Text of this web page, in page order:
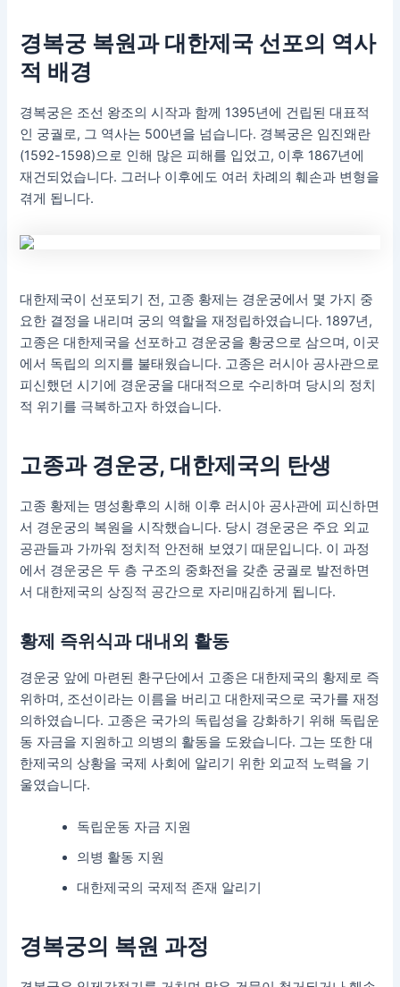
경복궁 복원과 대한제국 선포의 역사
적 배경
경복궁은 조선 왕조의 시작과 함께 1395년에 건립된 대표적
인 궁궐로, 그 역사는 500년을 넘습니다. 경복궁은 임진왜란
(1592-1598)으로 인해 많은 피해를 입었고, 이후 1867년에
재건되었습니다. 그러나 이후에도 여러 차례의 훼손과 변형을
겪게 됩니다.
대한제국이 선포되기 전, 고종 황제는 경운궁에서 몇 가지 중
요한 결정을 내리며 궁의 역할을 재정립하였습니다. 1897년,
고종은 대한제국을 선포하고 경운궁을 황궁으로 삼으며, 이곳
에서 독립의 의지를 불태웠습니다. 고종은 러시아 공사관으로
피신했던 시기에 경운궁을 대대적으로 수리하며 당시의 정치
적 위기를 극복하고자 하였습니다.
고종과 경운궁, 대한제국의 탄생
고종 황제는 명성황후의 시해 이후 러시아 공사관에 피신하면
서 경운궁의 복원을 시작했습니다. 당시 경운궁은 주요 외교
공관들과 가까워 정치적 안전해 보였기 때문입니다. 이 과정
에서 경운궁은 두 층 구조의 중화전을 갖춘 궁궐로 발전하면
서 대한제국의 상징적 공간으로 자리매김하게 됩니다.
황제 즉위식과 대내외 활동
경운궁 앞에 마련된 환구단에서 고종은 대한제국의 황제로 즉
위하며, 조선이라는 이름을 버리고 대한제국으로 국가를 재정
의하였습니다. 고종은 국가의 독립성을 강화하기 위해 독립운
동 자금을 지원하고 의병의 활동을 도왔습니다. 그는 또한 대
한제국의 상황을 국제 사회에 알리기 위한 외교적 노력을 기
울였습니다.
독립운동 자금 지원
의병 활동 지원
대한제국의 국제적 존재 알리기
경복궁의 복원 과정